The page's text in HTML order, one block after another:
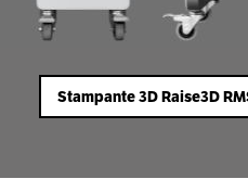
Stampante 3D Raise3D